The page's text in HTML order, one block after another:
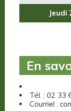
Jeudi
En
Tél. : 02 33
Courriel :